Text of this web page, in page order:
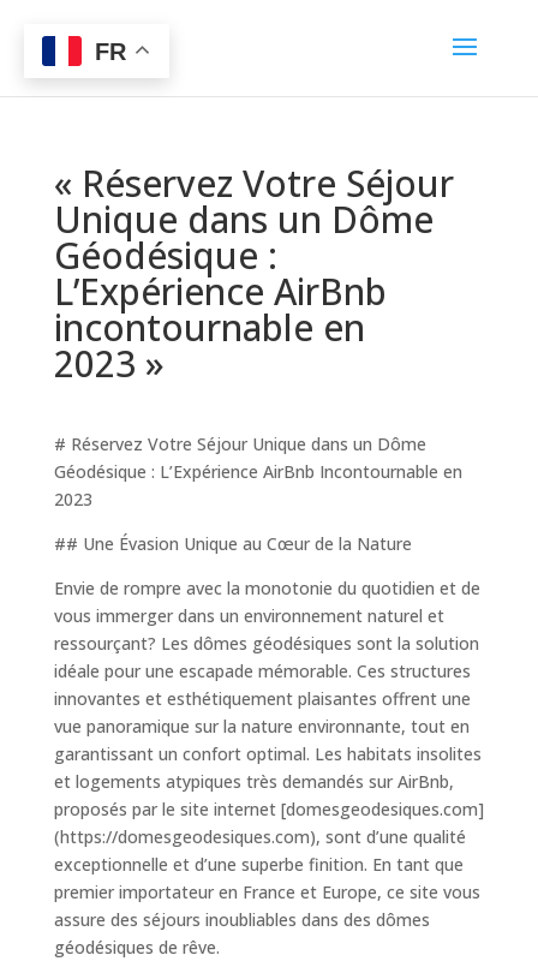
« Réservez Votre Séjour
Unique dans un Dôme
Géodésique :
L’Expérience AirBnb
incontournable en
2023 »
# Réservez Votre Séjour Unique dans un Dôme
Géodésique : L’Expérience AirBnb Incontournable en
2023
## Une Évasion Unique au Cœur de la Nature
Envie de rompre avec la monotonie du quotidien et de
vous immerger dans un environnement naturel et
ressourçant? Les dômes géodésiques sont la solution
idéale pour une escapade mémorable. Ces structures
innovantes et esthétiquement plaisantes offrent une
vue panoramique sur la nature environnante, tout en
garantissant un confort optimal. Les habitats insolites
et logements atypiques très demandés sur AirBnb,
proposés par le site internet [domesgeodesiques.com]
(https://domesgeodesiques.com), sont d’une qualité
exceptionnelle et d’une superbe finition. En tant que
premier importateur en France et Europe, ce site vous
assure des séjours inoubliables dans des dômes
géodésiques de rêve.
FR